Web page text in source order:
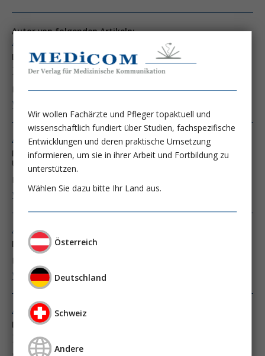
Autor von folgenden Artikeln:
Ausgabe 6/06
Das Urinsediment:
Differentialdiagnose Leukozyturie
Dr. Eveline Wandel
Weiter lesen ...
Ausgabe 6/05
Mikrohämaturie: Urologische oder nephrologische
Ursache?
Weiter lesen ...
Ausgabe 6/04
Das Urinsediment: Diagnostische Fallstricke
Weiter lesen ...
Ausgabe 6/03
Das Urinsediment:
Die Erythrozytenmorphologie stellt die
Wir wollen Fachärzte und Pfleger topaktuell und
wissenschaftlich fundiert über Studien, fachspezifische
Entwicklungen und deren praktische Umsetzung
informieren, um sie in ihrer Arbeit und Fortbildung zu
unterstützen.
Wählen Sie dazu bitte Ihr Land aus.
Österreich
Deutschland
Schweiz
Andere